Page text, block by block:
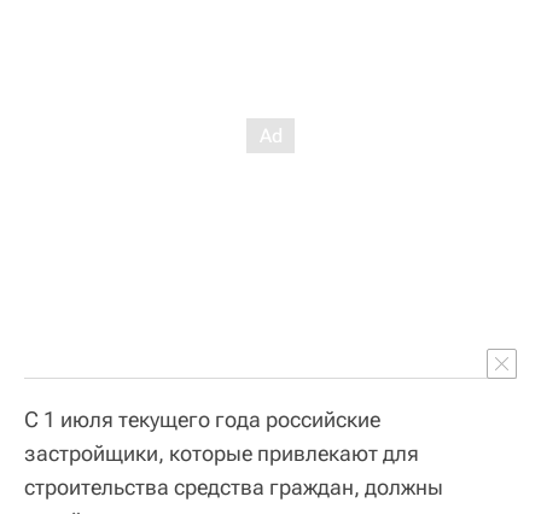
С 1 июля текущего года российские
застройщики, которые привлекают для
строительства средства граждан, должны